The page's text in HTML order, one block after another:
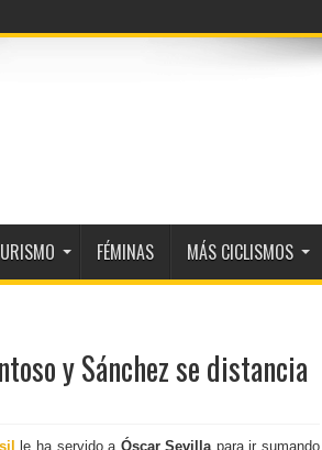
FÉMINAS MÁS CICLISMOS
y Sánchez se distancia
le ha servido a Óscar Sevillapara ir sumando